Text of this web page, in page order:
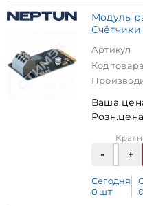
Модуль
Артикул
Код товара
Ваша
Розн.цена
Сегодня
0 шт